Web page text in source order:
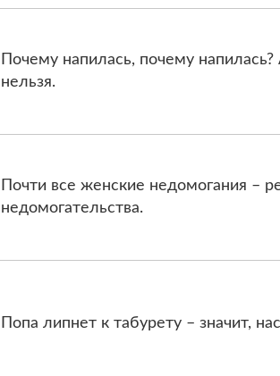
Почему напилась, почему
нельзя.
Почти все женские недомогания –
недомогательства.
Попа липнет к табурету – значит,